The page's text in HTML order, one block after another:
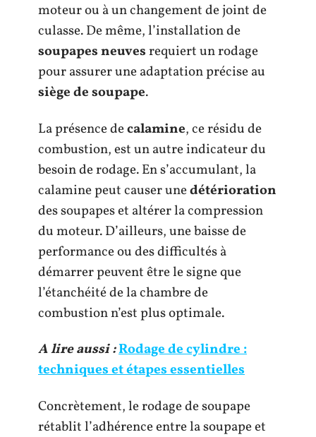
moteur ou à un changement de joint de
culasse. De même, l’installation de
soupapes neuvesrequiert un rodage
pour assurer une adaptation précise au
siège de soupape.
La présence decalamine, ce résidu de
combustion, est un autre indicateur du
besoin de rodage. En s’accumulant, la
calamine peut causer unedétérioration
des soupapes et altérer la compression
du moteur. D’ailleurs, une baisse de
performance ou des difficultés à
démarrer peuvent être le signe que
l’étanchéité de la chambre de
combustion n’est plus optimale.
A lire aussi :Rodage de cylindre :
techniques et étapes essentielles
Concrètement, le rodage de soupape
rétablit l’adhérence entre la soupape et